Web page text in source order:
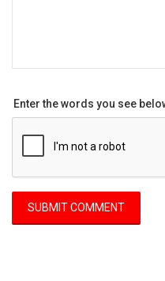
Enter the words you see